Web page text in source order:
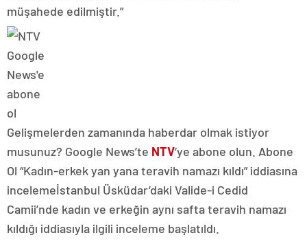
müşahede edilmiştir.”
Gelişmelerden zamanında haberdar olmak istiyor
musunuz? Google News’te NTV‘ye abone olun. Abone
Ol “Kadın-erkek yan yana teravih namazı kıldı” iddiasına
incelemeİstanbul Üsküdar’daki Valide-i Cedid
Camii’nde kadın ve erkeğin aynı safta teravih namazı
kıldığı iddiasıyla ilgili inceleme başlatıldı.